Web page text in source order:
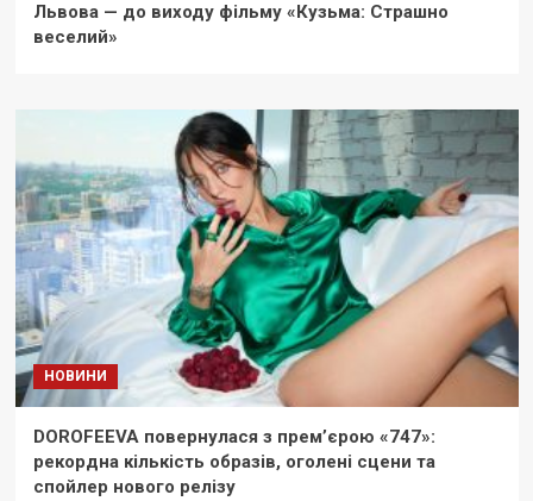
Львова — до виходу фільму «Кузьма: Страшно
веселий»
НОВИНИ
DOROFEEVA повернулася з прем’єрою «747»:
рекордна кількість образів, оголені сцени та
спойлер нового релізу